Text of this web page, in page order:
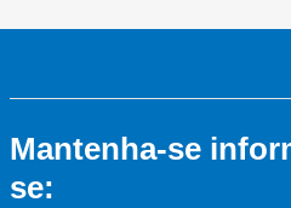
Mantenha-se
se: